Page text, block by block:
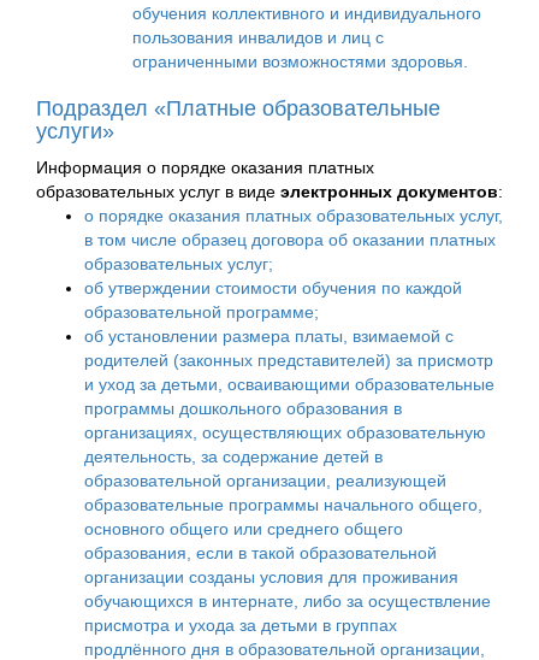
обучения коллективного и индивидуального
пользования инвалидов и лиц с
ограниченными возможностями здоровья.
Подраздел «Платные образовательные
услуги»
Информация о порядке оказания платных
образовательных услуг в виде электронных документов:
о порядке оказания платных образовательных услуг,
в том числе образец договора об оказании платных
образовательных услуг;
об утверждении стоимости обучения по каждой
образовательной программе;
об установлении размера платы, взимаемой с
родителей (законных представителей) за присмотр
и уход за детьми, осваивающими образовательные
программы дошкольного образования в
организациях, осуществляющих образовательную
деятельность, за содержание детей в
образовательной организации, реализующей
образовательные программы начального общего,
основного общего или среднего общего
образования, если в такой образовательной
организации созданы условия для проживания
обучающихся в интернате, либо за осуществление
присмотра и ухода за детьми в группах
продлённого дня в образовательной организации,